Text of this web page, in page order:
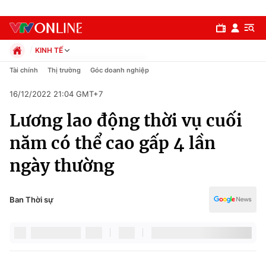
Chuyên mục
Chính trị
Xã hội
Pháp luật
KINH TẾ
Chính trị
Pháp luật
Kinh tế
Thể thao
Truyền hình
Văn hóa - Giải trí
Y tế
Công nghệ
Tài chính Thị trường Góc doanh nghiệp
16/12/2022 21:04 GMT+7
Lương lao động thời vụ cuối
năm có thể cao gấp 4 lần
ngày thường
Ban Thời sự